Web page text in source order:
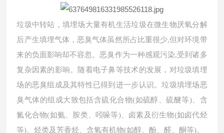
垃圾中转站，填埋场大量有机生活垃圾在微生物厌氧分解
后产生填埋气体，恶臭气体虽然所占比重很少,但对环境带
来的负面影响却不容忽。恶臭作为一种感观污染,受到诸多
复杂因素的影响。随着电子鼻等技术的发展，对垃圾填埋
场的恶臭组成及其特性已得到进一步认识。垃圾填埋场恶
臭气体的组成大致包括含硫化合物(如硫醇、硫醚等)、含
氮化合物(如氨、胺类、吲哚等)、卤素及衍生物(如卤代烃
等)、烃类及芳香烃、含氧有机物(如醇、酚、醛、酮等)。